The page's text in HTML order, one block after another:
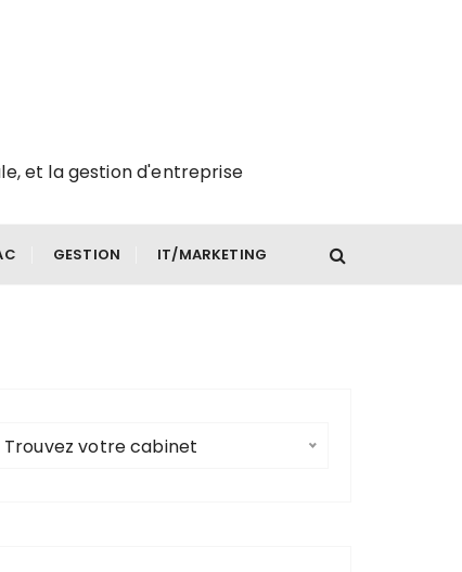
et la gestion d'entreprise
GESTION IT/MARKETING
Trouvez votre cabinet